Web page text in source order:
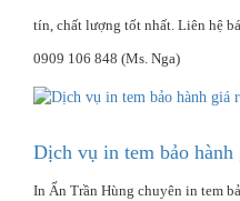
tín, chất lượng tốt nhất. Liên hệ
0909 106 848 (Ms. Nga)
Dịch vụ in tem bảo
In Ấn Trần Hùng chuyên in tem